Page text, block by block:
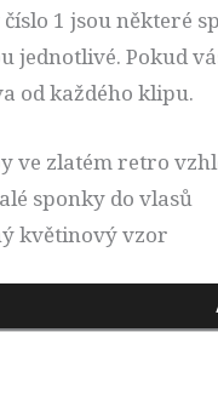
číslo 1 jsou některé
jednotlivé. Pokud
od každého klipu.
ve zlatém retro
sponky do vlasů
květinový vzor